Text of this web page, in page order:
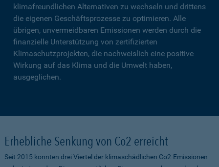
klimafreundlichen Alternativen zu wechseln und drittens
die eigenen Geschäftsprozesse zu optimieren. Alle
übrigen, unvermeidbaren Emissionen werden durch die
finanzielle Unterstützung von zertifizierten
Klimaschutzprojekten, die nachweislich eine positive
Wirkung auf das Klima und die Umwelt haben,
ausgeglichen.
Erhebliche Senkung von Co2 erreicht
Seit 2015 konnten drei Viertel der klimaschädlichen Co2-Emissionen